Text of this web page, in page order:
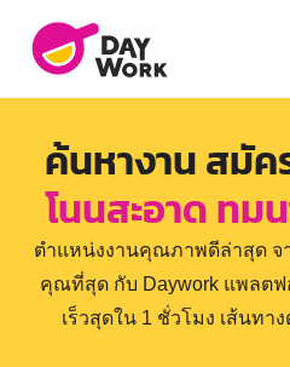
ค้นหางาน สมัค
โนนสะอาด ทม
ตำแหน่งงานคุณภาพดีล่าสุด
คุณที่สุด กับ Daywork แพลต
เร็วสุดใน 1 ชั่วโมง เส้นท